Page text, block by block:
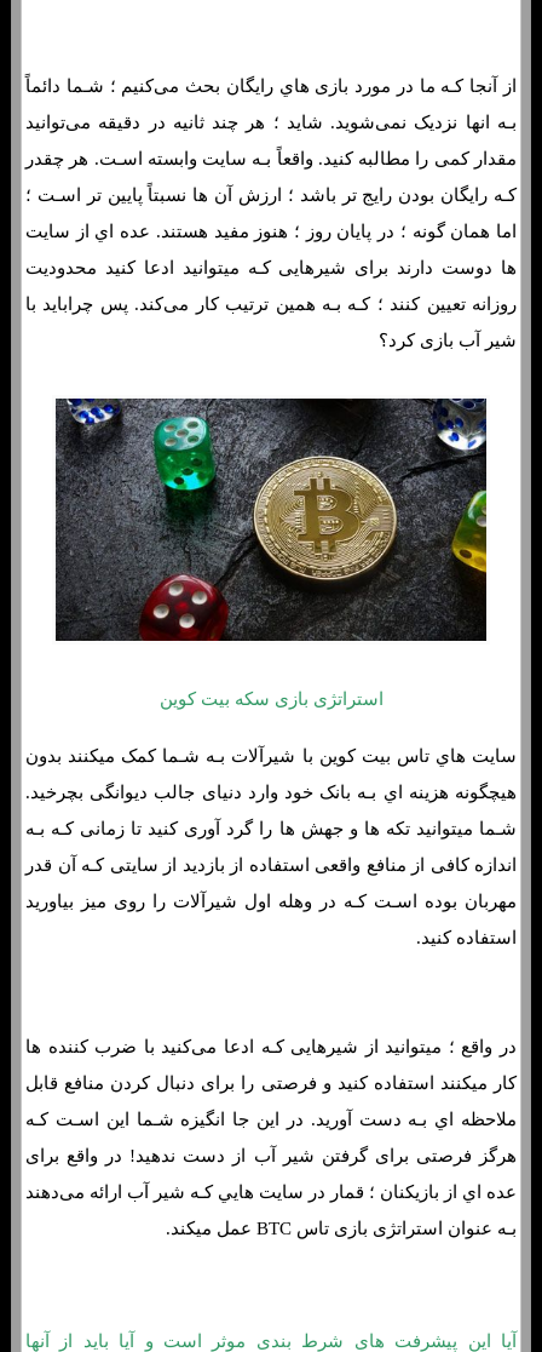
از آنجا کـه ما در مورد بازی هاي‌ رایگان بحث می‌کنیم ؛ شـما دائماً
بـه انها نزدیک نمی‌شوید. شاید ؛ هر چند ثانیه در دقیقه می‌توانید
مقدار کمی را مطالبه کنید. واقعاً بـه سایت وابسته اسـت. هر چقدر
کـه رایگان بودن رایج تر باشد ؛ ارزش آن ها نسبتاً پایین تر اسـت ؛
اما همان‌ گونه ؛ در پایان روز ؛ هنوز مفید هستند. عده اي از سایت
ها دوست دارند برای شیرهایی کـه میتوانید ادعا کنید محدودیت
روزانه تعیین کنند ؛ کـه بـه همین ترتیب کار می‌کند. پس چراباید با
شیر آب بازی کرد؟
استراتژی بازی سکه بیت کوین
سایت هاي‌ تاس بیت کوین با شیرآلات بـه شـما کمک میکنند بدون
هیچگونه هزینه اي بـه بانک خود وارد دنیای جالب دیوانگی بچرخید.
شـما میتوانید تکه ها و جهش ها را گرد آوری کنید تا زمانی کـه بـه
اندازه کافی از منافع واقعی استفاده از بازدید از سایتی کـه آن قدر
مهربان بوده اسـت کـه در وهله اول شیرآلات را روی میز بیاورید
استفاده کنید.
در واقع ؛ میتوانید از شیرهایی کـه ادعا می‌کنید با ضرب کننده ها
کار میکنند استفاده کنید و فرصتی را برای دنبال کردن منافع قابل
ملاحظه اي بـه دست آورید. در این جا انگیزه شـما این اسـت کـه
هرگز فرصتی برای گرفتن شیر آب از دست ندهید! در واقع برای
عده اي از بازیکنان ؛ قمار در سایت هایي کـه شیر آب ارائه می‌دهند
بـه عنوان استراتژی بازی تاس BTC عمل میکند.
آیا این پیشرفت های شرط بندی موثر است و آیا باید از آنها